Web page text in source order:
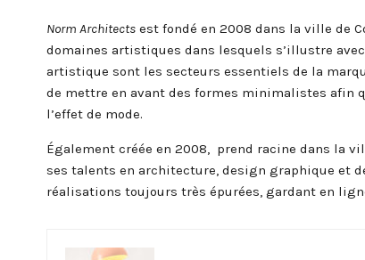
Norm Architects est fondé en 2008 dans la ville de
domaines artistiques dans lesquels s’illustre
artistique sont les secteurs essentiels de la
de mettre en avant des formes minimalistes afin
l’effet de mode.
Également créée en 2008, prend racine dans la
ses talents en architecture, design graphique et
réalisations toujours très épurées, gardant en